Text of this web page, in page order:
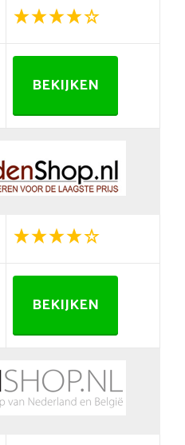
BEKIJKEN
BEKIJKEN